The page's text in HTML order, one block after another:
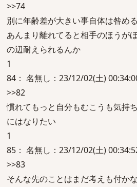
>>74
別に年齢差が大きい事自体は咎め
あんまり離れてると相手のほうが
の辺耐えられるんか
1
84： 名無し：23/12/02(土)
>>82
慣れてもっと自分もむこうも気持
にはなりたい
1
85： 名無し：23/12/02(土)
>>83
そんな先のことはまだ考えも付か